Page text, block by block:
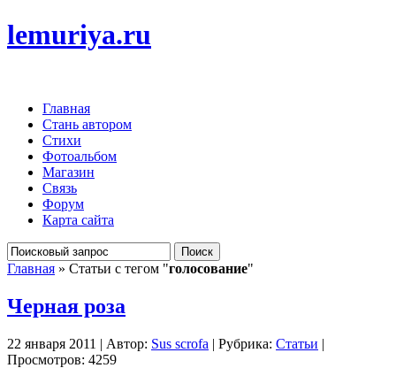
lemuriya.ru
Главная
Стань автором
Стихи
Фотоальбом
Магазин
Связь
Форум
Карта сайта
Главная » Статьи с тегом "голосование"
Черная роза
22 января 2011 | Автор: Sus scrofa | Рубрика: Статьи |
Просмотров: 4259